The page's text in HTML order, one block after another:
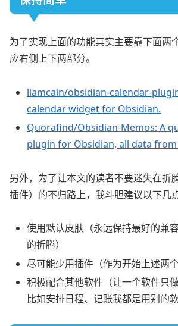
为了实现上面的功能其实主要靠下面两
应右侧上下两部分。
liamcain/obsidian-calendar-
calendar widget for Obsidian.
Quorafind/Obsidian-Memos: A
plugin for Obsidian, all data
另外，为了让本文的读者不要迷失在折
插件）的不归路上，我斗胆建议以下几点
使用默认皮肤（永远保持最好的兼
的折腾）
尽可能少用插件（作为开始上述两个
积极配合其他软件（让一个软件只
比如安排日程、记账我都是用别的软